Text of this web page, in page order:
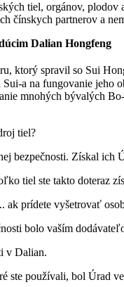
tiel, orgánov,
čínskych partnerov a
Dalian Hongfeng
ktorý spravil so Sui
a na fungovanie
mnohých bývalých
tiel?
bezpečnosti. Získal ich
tiel ste takto doteraz
ak prídete vyšetrovať
bolo vaším
v Dalian.
ste používali, bol Úrad